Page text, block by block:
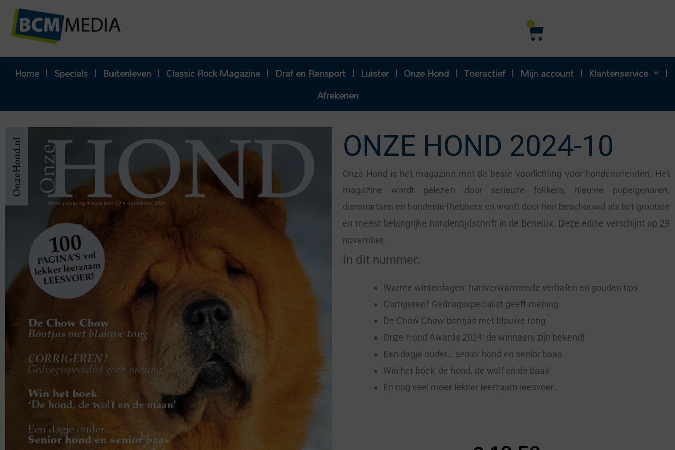
naar
0
Winkelwagen
Home Specials Buitenleven Classic Rock Magazine Draf en Rensport Luister Onze Hond Toeractief Mijn account
Klantenservice
Afrekenen
ONZE HOND 2024-10
Onze Hond is het magazine met de beste voorlichting voor hondenvrienden. Het
magazine wordt gelezen door serieuze fokkers, nieuwe pupeigenaren,
dierenartsen en hondenliefhebbers en wordt door hen beschouwd als het grootste
en meest belangrijke hondentijdschrift in de Benelux. Deze editie verschijnt op 29
november.
In dit nummer:
Warme winterdagen: hartverwarmende verhalen en gouden tips
Corrigeren? Gedragsspecialist geeft mening
De Chow Chow bontjas met blauwe tong
Onze Hond Awards 2024: de winnaars zijn bekend!
Een dagje ouder… senior hond en senior baas
Win het boek ‘de hond, de wolf en de baas’
En nog veel meer lekker leerzaam leesvoer…